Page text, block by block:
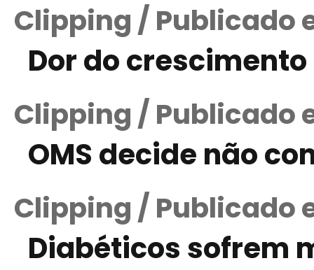
Clipping / Publicado
Dor do
Clipping / Publicado
OMS decide não
Clipping / Publicado
Diabéticos sofrem